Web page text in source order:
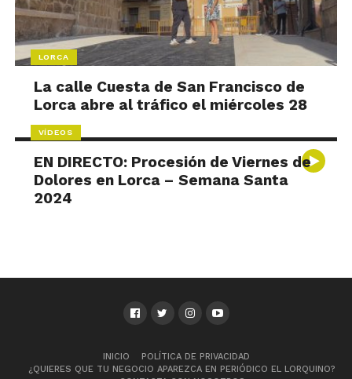
LORCA
La calle Cuesta de San Francisco de
Lorca abre al tráfico el miércoles 28
VÍDEOS
EN DIRECTO: Procesión de Viernes de
Dolores en Lorca – Semana Santa
2024
INICIO
POLÍTICA DE PRIVACIDAD
¿QUIERES QUE TU NEGOCIO APAREZCA EN PERIÓDICO EL LORQUINO?